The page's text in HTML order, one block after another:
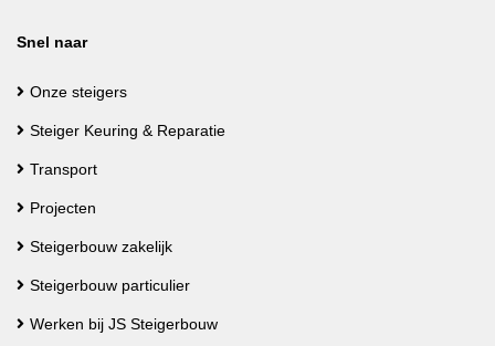
Snel naar
Onze steigers
Steiger Keuring & Reparatie
Transport
Projecten
Steigerbouw zakelijk
Steigerbouw particulier
Werken bij JS Steigerbouw